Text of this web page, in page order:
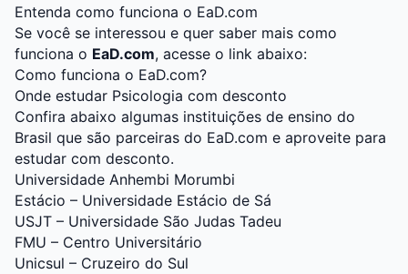
Entenda como funciona o EaD.com
Se você se interessou e quer saber mais como
funciona o EaD.com, acesse o link abaixo:
Como funciona o EaD.com?
Onde estudar Psicologia com desconto
Confira abaixo algumas instituições de ensino do
Brasil que são parceiras do EaD.com e aproveite para
estudar com desconto.
Universidade Anhembi Morumbi
Estácio – Universidade Estácio de Sá
USJT – Universidade São Judas Tadeu
FMU – Centro Universitário
Unicsul – Cruzeiro do Sul